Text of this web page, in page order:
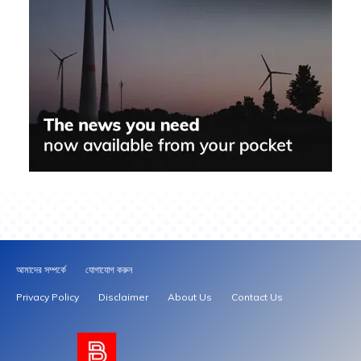
আমাদের সম্পর্কে যোগাযোগ করুন
Privacy Policy Disclaimer About Us Contact Us